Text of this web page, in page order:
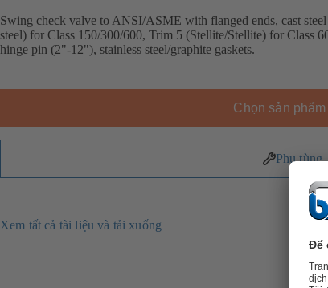
Swing check valve to ANSI/ASME with flanged ends, cast
steel) for Class 150/300/600, Trim 5 (Stellite/Stellite) for Class
hinge pin (2"-12"), stainless steel/graphite gaskets.
Chọn sản phẩm
Phụ tùng
Xem tất cả tài liệu và tải xuống